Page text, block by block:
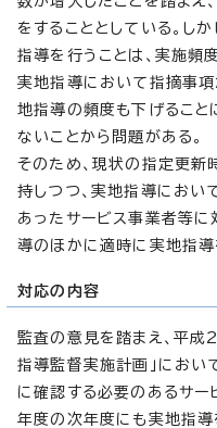
をすることとしている。し
指導を行うことは、実施頻
実地指導において指摘事
地指導の頻度も下げること
ないことから問題がある。
そのため、現状の指定更
持しつつ、実地指導にお
あったサービス事業者等に
導のほかに適時に実地指導
対応の内容
監査の意見を踏まえ、平
指導監督実施計画」におい
に確認する必要のあるサー
年度の次年度にも実地指導